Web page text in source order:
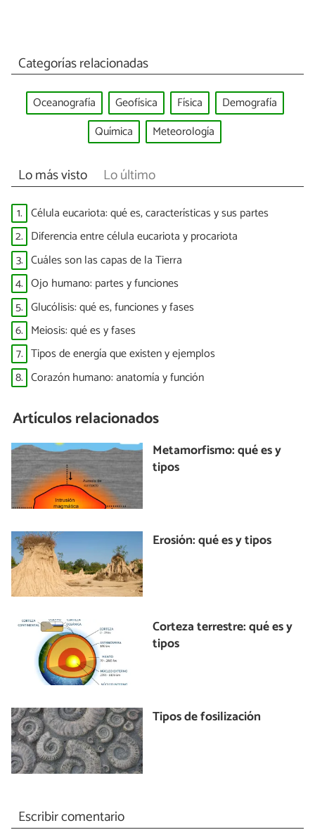
Categorías relacionadas
Oceanografía Geofísica Física
Demografía
Química
Meteorología
Lo más visto Lo último
1. Célula eucariota: qué es, características y sus partes
2. Diferencia entre célula eucariota y procariota
3. Cuáles son las capas de la Tierra
4. Ojo humano: partes y funciones
5. Glucólisis: qué es, funciones y fases
6. Meiosis: qué es y fases
7. Tipos de energía que existen y ejemplos
8. Corazón humano: anatomía y función
Artículos relacionados
Metamorfismo: qué es y
tipos
Erosión: qué es y tipos
Corteza terrestre: qué es y
tipos
Tipos de fosilización
Escribir comentario